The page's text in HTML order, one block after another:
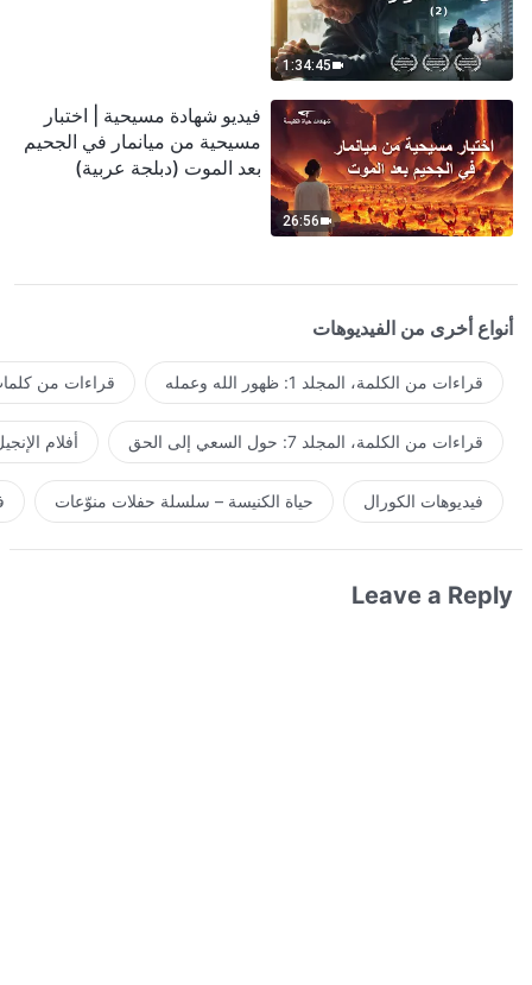
1:34:45
26:56
فيديو شهادة مسيحية | اختبار
مسيحية من ميانمار في الجحيم
بعد الموت (دبلجة عربية)
أنواع أخرى من الفيديوهات
قراءات من الكلمة، المجلد 1: ظهور الله وعمله قراءات من
قراءات من الكلمة، المجلد 7: حول السعي إلى الحق أفلام
فيديوهات الكورال حياة الكنيسة – سلسلة حفلات منوّعات
Leave a Reply